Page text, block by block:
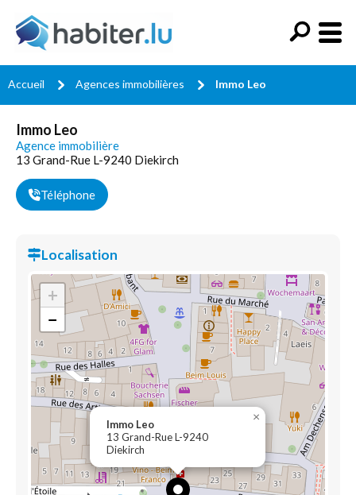
Accueil Agences immobilières Immo Leo
Immo Leo
Agence immobilière
13 Grand-Rue L-9240 Diekirch
Téléphone
Localisation
Immo Leo
13 Grand-Rue L-9240
Diekirch
×
+
−